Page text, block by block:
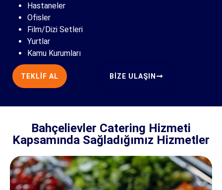
Hastaneler
Ofisler
Film/Dizi Setleri
Yurtlar
Kamu Kurumları
TEKLIF AL BIZE ULAŞIN
Bahçelievler Catering Hizmeti
Kapsamında Sağladığımız Hizmetler